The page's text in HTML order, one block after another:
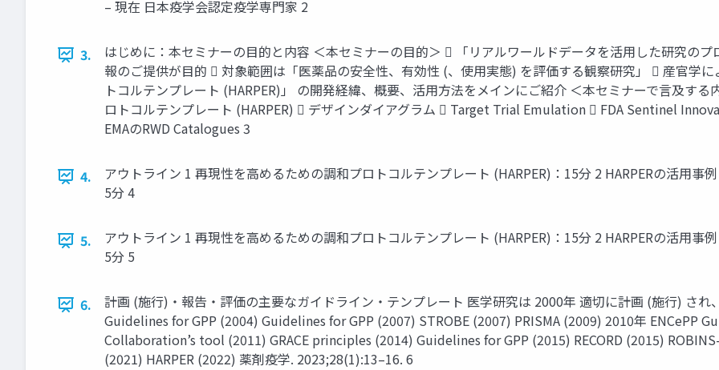
– 現在 日本疫学会認定疫学専門家 2
3.
はじめに：本セミナーの目的と内容 ＜本セミナーの目的＞  「リアルワールドデータを活用した研究の
報のご提供が目的  対象範囲は「医薬品の安全性、有効性 (、使用実態) を評価する観察研究」  産官学
トコルテンプレート (HARPER)」 の開発経緯、概要、活用方法をメインにご紹介 ＜本セミナーで言及す
ロトコルテンプレート (HARPER)  デザインダイアグラム  Target Trial Emulation  FDA Sentinel
EMAのRWD Catalogues 3
4.
アウトライン 1 再現性を高めるための調和プロトコルテンプレート (HARPER)：15分 2 HARPERの活用事
5分 4
5.
アウトライン 1 再現性を高めるための調和プロトコルテンプレート (HARPER)：15分 2 HARPERの活用事
5分 5
6.
計画 (施行)・報告・評価の主要なガイドライン・テンプレート 医学研究は 2000年 適切に計画 (施行) され
Guidelines for GPP (2004) Guidelines for GPP (2007) STROBE (2007) PRISMA (2009) 2010年 ENCePP
Collaboration’s tool (2011) GRACE principles (2014) Guidelines for GPP (2015) RECORD (2015)
(2021) HARPER (2022) 薬剤疫学. 2023;28(1):13–16. 6